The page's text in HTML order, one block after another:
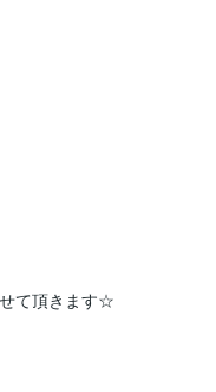
て頂きます☆